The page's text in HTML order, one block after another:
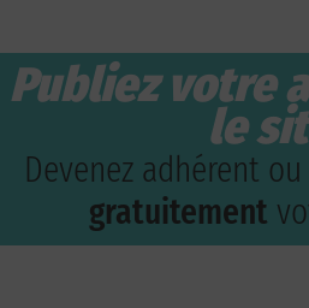
Publiez votre
le
Devenez adhérent
gratuitement